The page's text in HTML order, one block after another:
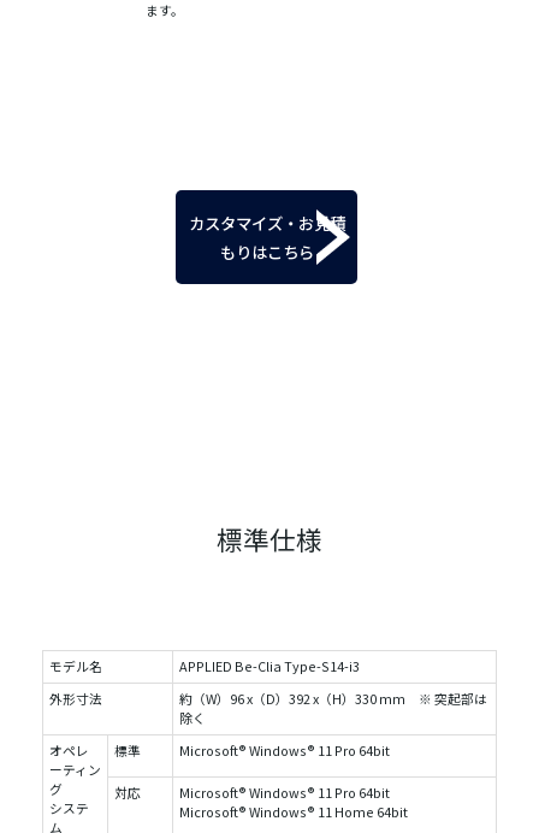
ます。
カスタマイズ・お見積
もりはこちら
標準仕様
モデル名
APPLIED Be-Clia Type-S14-i3
外形寸法
約（W）96 x（D）392 x（H）330 mm ※ 突起部は
除く
オペレ
ーティン
グ
システ
ム
標準 Microsoft® Windows® 11 Pro 64bit
対応
Microsoft® Windows® 11 Pro 64bit
Microsoft® Windows® 11 Home 64bit